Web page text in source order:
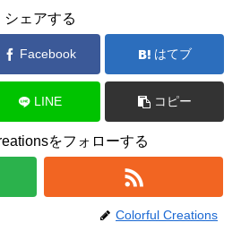
シェアする
Facebook はてブ
LINE コピー
をフォローする
Colorful Creations